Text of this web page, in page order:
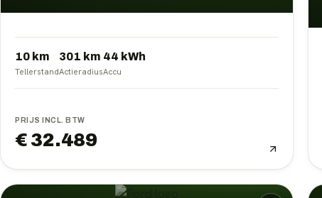
10 km
Tellerstand
301 km
Actieradius
44 kWh
Accu
PRIJS INCL. BTW
€ 32.489